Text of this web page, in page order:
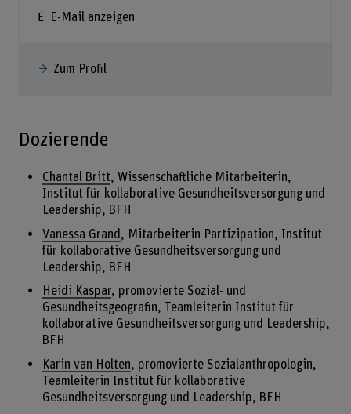
E-Mail anzeigen
Zum Profil
Dozierende
Chantal Britt, Wissenschaftliche Mitarbeiterin,
Institut für kollaborative Gesundheitsversorgung und
Leadership, BFH
Vanessa Grand , Mitarbeiterin Partizipation, Institut
für kollaborative Gesundheitsversorgung und
Leadership, BFH
Heidi Kaspar, promovierte Sozial- und
Gesundheitsgeografin, Teamleiterin Institut für
kollaborative Gesundheitsversorgung und Leadership,
BFH
Karin van Holten, promovierte Sozialanthropologin,
Teamleiterin Institut für kollaborative
Gesundheitsversorgung und Leadership, BFH